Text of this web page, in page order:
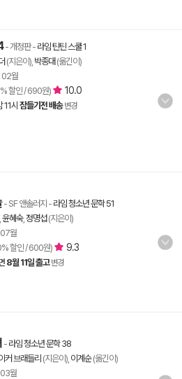
- 개정판- 라임 틴틴 스쿨 1
(지은이), 박종대 (옮긴이)
월
할인 / 690원) 10.0
11시 잠들기전 배송 변경
- SF 앤솔러지 - 라임 청소년 문학 51
윤혜숙, 정명섭(지은이)
월
할인 / 600원) 9.3
8월 11일 출고 변경
- 라임 청소년 문학 38
커 브래들리 (지은이), 이계순(옮긴이)
월